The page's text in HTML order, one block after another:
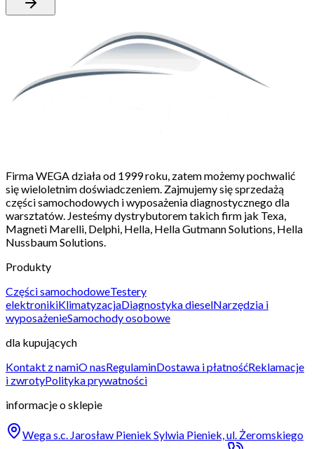
Firma WEGA działa od 1999 roku, zatem możemy pochwalić
się wieloletnim doświadczeniem. Zajmujemy się sprzedażą
części samochodowych i wyposażenia diagnostycznego dla
warsztatów. Jesteśmy dystrybutorem takich firm jak Texa,
Magneti Marelli, Delphi, Hella, Hella Gutmann Solutions, Hella
Nussbaum Solutions.
Produkty
Części samochodoweTestery
elektronikiKlimatyzacjaDiagnostyka dieselNarzędzia i
wyposażenieSamochody osobowe
dla kupujących
Kontakt z namiO nasRegulaminDostawa i płatnośćReklamacje
i zwrotyPolityka prywatności
informacje o sklepie
Wega s.c. Jarosław Pieniek Sylwia Pieniek, ul. Żeromskiego